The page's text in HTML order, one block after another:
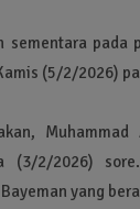
sementara pada
(5/2/2026)
(3/2/2026)
yang